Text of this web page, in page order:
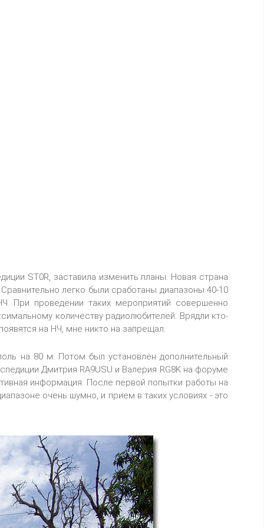
ST0R, заставила изменить планы. Новая страна
легко были сработаны диапазоны 40-10
При проведении таких мероприятий совершенно
количеству радиолюбителей. Врядли кто-
на НЧ, мне никто на запрещал.
на 80 м. Потом был установлен дополнительный
Дмитрия RA9USU и Валерия RG8K на форуме
информация. После первой попытки работы на
очень шумно, и прием в таких условиях - это